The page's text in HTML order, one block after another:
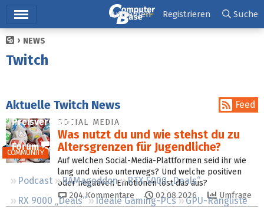
Ticker
Downloads
Preisvergleich
Forum
Podcast RAMageddon
RTX 5000 „Deals“
RX 9000 „Deals“
Ideale Gaming-PCs
GPU-Rangliste
Anmelden Registrieren Suche
NEWS
Twitch
Aktuelle Twitch News Feed
COMMUNITY
SOCIAL MEDIA
Was nutzt du und wie stehst du zu
Alters­grenzen für Jugendliche?
Auf welchen Social-Media-Plattformen seid ihr wie
lang und wieso unterwegs? Und welche positiven
oder negativen Emotionen löst das aus?
204Kommentare 02.08.2026 Umfrage